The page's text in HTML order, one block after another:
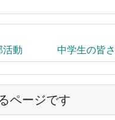
活動 中学生の皆
ページです